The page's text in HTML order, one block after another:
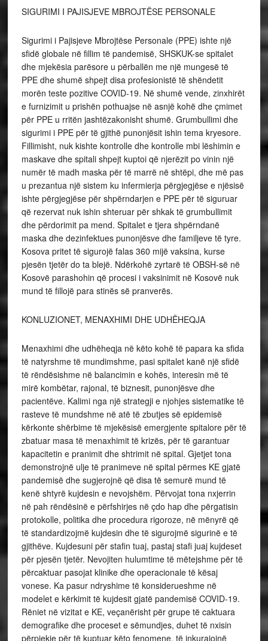
SIGURIMI I PAJISJEVE MBROJTËSE PERSONALE
Sigurimi i Pajisjeve Mbrojtëse Personale (PPE) ishte një
sfidë globale në fillim të pandemisë, SHSKUK-se spitalet
dhe mjekësia parësore u përballën me një mungesë të
PPE dhe shumë shpejt disa profesionistë të shëndetit
morën teste pozitive COVID-19. Në shumë vende, zinxhirët
e furnizimit u prishën pothuajse në asnjë kohë dhe çmimet
për PPE u rritën jashtëzakonisht shumë. Grumbullimi dhe
sigurimi i PPE për të gjithë punonjësit ishin tema kryesore.
Fillimisht, nuk kishte kontrolle dhe kontrolle mbi lëshimin e
maskave dhe spitali shpejt kuptoi që njerëzit po vinin një
numër të madh maska ​​për të marrë në shtëpi, dhe më pas
u prezantua një sistem ku infermierja përgjegjëse e njësisë
ishte përgjegjëse për shpërndarjen e PPE për të siguruar
që rezervat nuk ishin shteruar për shkak të grumbullimit
dhe përdorimit pa mend. Spitalet e tjera shpërndanë
maska ​​dhe dezinfektues punonjësve dhe familjeve të tyre.
Kosova pritet të sigurojë falas 360 mijë vaksina, kurse
pjesën tjetër do ta blejë. Ndërkohë zyrtarë të OBSH-së në
Kosovë parashohin që procesi i vaksinimit në Kosovë nuk
mund të fillojë para stinës së pranverës.
KONLUZIONET, MENAXHIMI DHE UDHËHEQJA
Menaxhimi dhe udhëheqja në këto kohë të papara ka sfida
të natyrshme të mundimshme, pasi spitalet kanë një sfidë
të rëndësishme në balancimin e kohës, interesin më të
mirë kombëtar, rajonal, të biznesit, punonjësve dhe
pacientëve. Kalimi nga një strategji e njohjes sistematike të
rasteve të mundshme në atë të zbutjes së epidemisë
kërkonte shërbime të mjekësisë emergjente spitalore për të
zbatuar masa të menaxhimit të krizës, për të garantuar
kapacitetin e pranimit dhe shtrimit në spital. Gjetjet tona
demonstrojnë ulje të pranimeve në spital përmes KE gjatë
pandemisë dhe sugjerojnë që disa të semurë mund të
kenë shtyrë kujdesin e nevojshëm. Përvojat tona nxjerrin
në pah rëndësinë e përfshirjes në çdo hap dhe përgatisin
protokolle, politika dhe procedura rigoroze, në mënyrë që
të standardizojmë kujdesin dhe të sigurojmë sigurinë e të
gjithëve. Kujdesuni për stafin tuaj, pastaj stafi juaj kujdeset
për pjesën tjetër. Nevojiten hulumtime të mëtejshme për të
përcaktuar pasojat klinike dhe operacionale të kësaj
vonese. Ka pasur ndryshime të konsiderueshme në
modelet e kërkimit të kujdesit gjatë pandemisë COVID-19.
Rëniet në vizitat e KE, veçanërisht për grupe të caktuara
demografike dhe proceset e sëmundjes, duhet të nxisin
përpjekje për të kuptuar këto fenomene, të inkurajojnë